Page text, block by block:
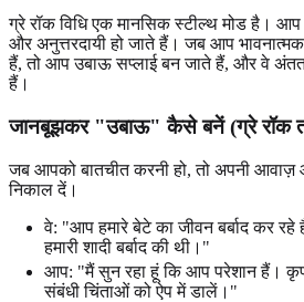
ग्रे रॉक विधि एक मानसिक स्टील्थ मोड है।
और अनुत्तरदायी हो जाते हैं। जब आप
हैं, तो आप उबाऊ सप्लाई बन जाते हैं, और वे
हैं।
जानबूझकर "उबाऊ" कैसे बनें (ग्रे रॉक
जब आपको बातचीत करनी हो, तो अपनी आवाज़
निकाल दें।
वे: "आप हमारे बेटे का जीवन बर्बाद कर
हमारी शादी बर्बाद की थी।"
आप: "मैं सुन रहा हूं कि आप परेशान हैं।
संबंधी चिंताओं को ऐप में डालें।"